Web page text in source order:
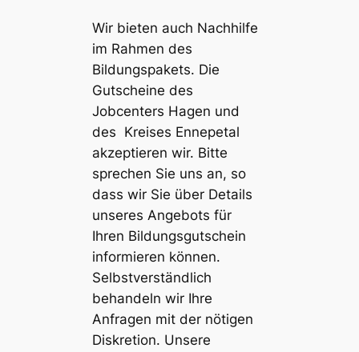
Wir bieten auch Nachhilfe
im Rahmen des
Bildungspakets. Die
Gutscheine des
Jobcenters Hagen und
des Kreises Ennepetal
akzeptieren wir. Bitte
sprechen Sie uns an, so
dass wir Sie über Details
unseres Angebots für
Ihren Bildungsgutschein
informieren können.
Selbstverständlich
behandeln wir Ihre
Anfragen mit der nötigen
Diskretion. Unsere